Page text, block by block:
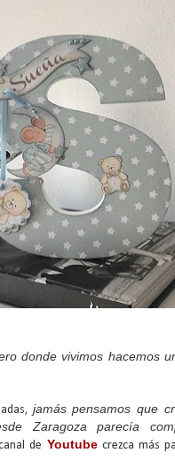
donde vivimos hacemos
jamás pensamos que
Zaragoza parecía
de Youtubecrezca más